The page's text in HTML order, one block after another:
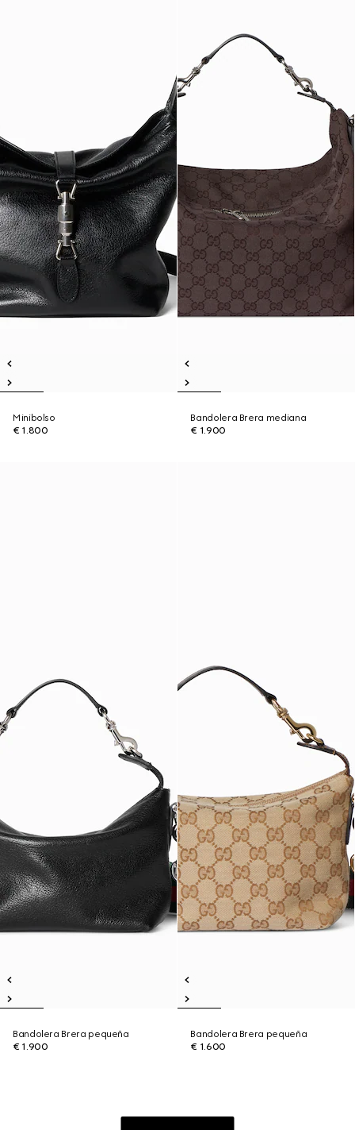
Minibolso
€ 1.800
Bandolera Brera mediana
€ 1.900
Bandolera Brera pequeña
€ 1.900
Bandolera Brera pequeña
€ 1.600